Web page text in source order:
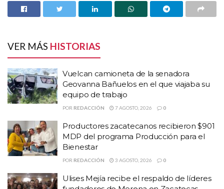
Foto cortesía AM Querétaro
#Medidas cautelares contra el Presidente
noticias de hoy zacatecas
porticomx Xóchitl Gálvez
HISTORIAS RELACIONADAS
Bañuelos en el que viajaba su equipo de trabajo
VER MÁS HISTORIAS
Vuelcan camioneta de la senadora
Geovanna Bañuelos en el que viajaba su
equipo de trabajo
POR REDACCIÓN 7 AGOSTO, 2026 0
Productores zacatecanos recibieron $901
MDP del programa Producción para el
Bienestar
POR REDACCIÓN 3 AGOSTO, 2026 0
Ulises Mejía recibe el respaldo de líderes